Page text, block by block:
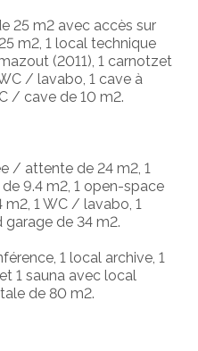
25 m2 avec accès sur
m2, 1 local technique
(2011), 1 carnotzet
/ lavabo, 1 cave à
/ cave de 10 m2.
/ attente de 24 m2, 1
de 9.4 m2, 1 open-space
m2, 1 WC / lavabo, 1
garage de 34 m2.
1 local archive, 1
1 sauna avec local
de 80 m2.